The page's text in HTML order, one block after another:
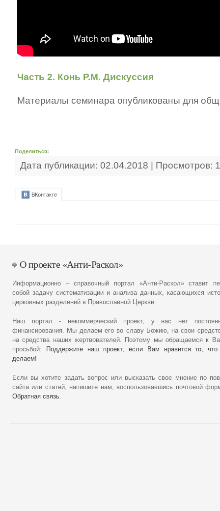
Часть 2. Конь Р.М. Дискуссия
Материалы семинара опубликованы для
Поделиться:
Дата публикации: 02.04.2018 | Просмотров:
ВКонтакте
О проекте «Анти-Раскол»
Информационно – справочный портал «Анти-Раскол» ставит
собой задачу систематизации и анализа данных, касающихся
церковных разделений в Православной Церкви.
Наш портал - некоммерческий проект, у нас нет
финансирования. Мы делаем его во славу Божию, на свои
на средства наших жертвователей. Поэтому мы обращаемся к
просьбой:
Поддержите наш проект, если Вам нравится то,
делаем!
Если вы хотите задать вопрос или высказать свое мнение по
сайта или статей, напишите нам, воспользовавшись почтовой
Обратная связь.